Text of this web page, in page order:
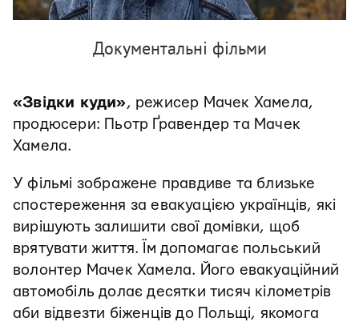
Документальні фільми
«Звідки куди», режисер Мачек Хамела,
продюсери: Пьотр Ґравендер та Мачек
Хамела.
У фільмі зображене правдиве та близьке
спостереження за евакуацією українців, які
вирішують залишити свої домівки, щоб
врятувати життя. Їм допомагає польський
волонтер Мачек Хамела. Його евакуаційний
автомобіль долає десятки тисяч кілометрів
аби відвезти біженців до Польщі, якомога